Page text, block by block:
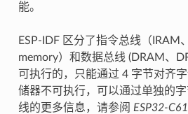
能。
ESP-IDF 区分了指令总线（IRAM
memory）和数据总线 (DRAM、
可执行的，只能通过 4 字节对齐
储器不可执行，可以通过单独的
线的更多信息，请参阅 ESP32-